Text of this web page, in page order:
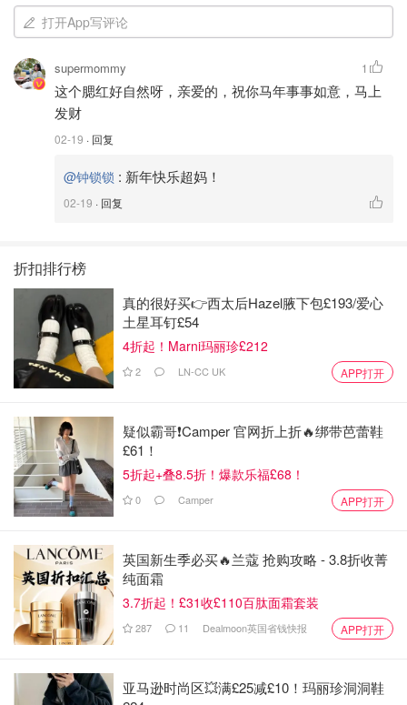
打开App写评论
supermommy
这个腮红好自然呀，亲爱的，祝你马年事事如意，马上
发财
02-19 · 回复
1
@钟锁锁 : 新年快乐超妈！
02-19 · 回复
折扣排行榜
真的很好买👉西太后Hazel腋下包£193/爱心
土星耳钉£54
4折起！Marni玛丽珍£212
2 LN-CC UK APP打开
疑似霸哥❗️Camper 官网折上折🔥绑带芭蕾鞋
£61！
5折起+叠8.5折！爆款乐福£68！
0 Camper APP打开
英国新生季必买🔥兰蔻 抢购攻略 - 3.8折收菁
纯面霜
3.7折起！£31收£110百肽面霜套装
287 11 Dealmoon英国省钱快报 APP打开
亚马逊时尚区💥满£25减£10！玛丽珍洞洞鞋